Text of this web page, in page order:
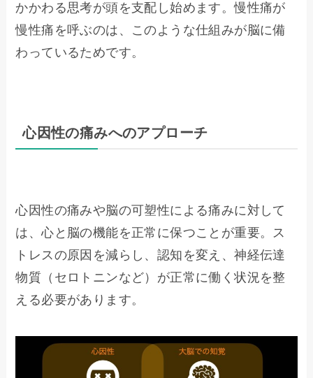
かかわる思考が頭を支配し始めます。慢性痛が
慢性痛を呼ぶのは、このような仕組みが脳に備
わっているためです。
心因性の痛みへのアプローチ
心因性の痛みや脳の可塑性による痛みに対して
は、心と脳の機能を正常に保つことが重要。ス
トレスの原因を減らし、認知を変え、神経伝達
物質（セロトニンなど）が正常に働く状況を整
える必要があります。